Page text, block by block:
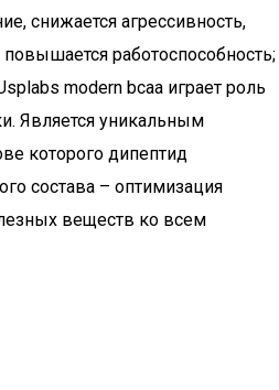
снижается агрессивность,
работоспособность;
modern bcaa играет роль
Является уникальным
которого дипептид
состава – оптимизация
веществ ко всем